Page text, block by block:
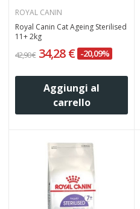
ROYAL CANIN
Royal Canin Cat Ageing Sterilised
11+ 2kg
42,90 € 34,28 € -20,09%
Aggiungi al
carrello